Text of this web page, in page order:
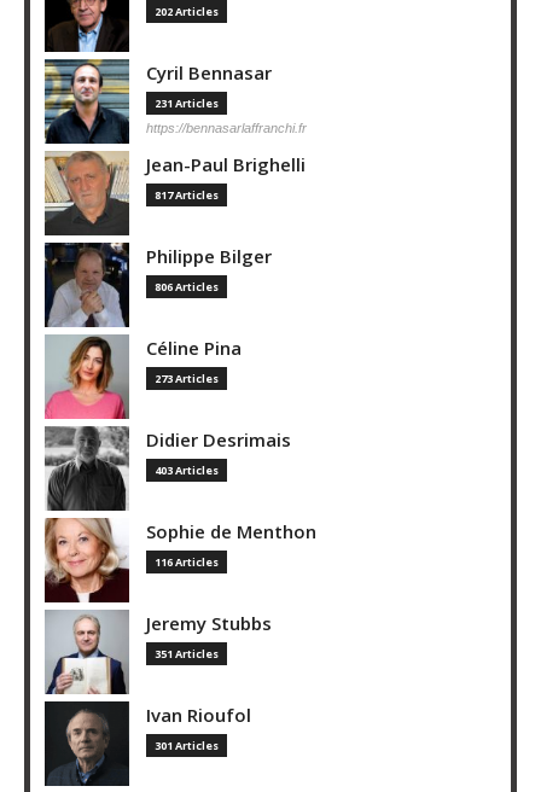
202 Articles
Cyril Bennasar
231 Articles
https://bennasarlaffranchi.fr
Jean-Paul Brighelli
817 Articles
Philippe Bilger
806 Articles
Céline Pina
273 Articles
Didier Desrimais
403 Articles
Sophie de Menthon
116 Articles
Jeremy Stubbs
351 Articles
Ivan Rioufol
301 Articles